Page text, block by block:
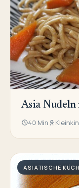
Asia
40 Min
ASIATISCHE